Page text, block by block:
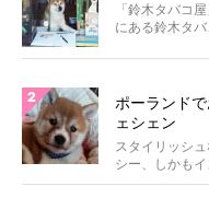
「鈴木タバコ
にある鈴木タ
ポーランド
ェシェン
スタイリッシ
シー、しかも
ウ...